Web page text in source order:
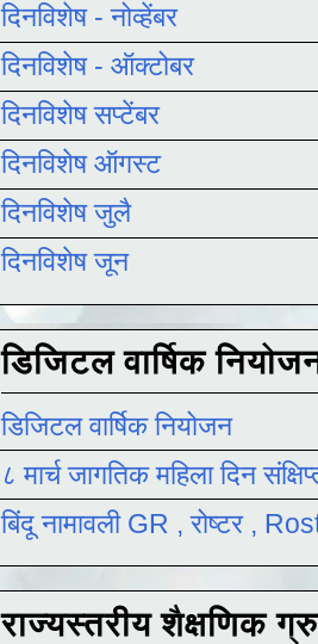
दिनविशेष - नोव्हेंबर
दिनविशेष - ऑक्टोबर
दिनविशेष सप्टेंबर
दिनविशेष ऑगस्ट
दिनविशेष जुलै
दिनविशेष जून
डिजिटल वार्षिक
डिजिटल वार्षिक नियोजन
८ मार्च जागतिक महिला दिन
बिंदू नामावली GR , रोष्टर ,
राज्यस्तरीय शैक्षणिक